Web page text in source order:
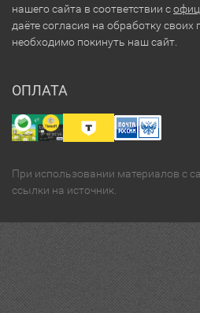
нашего сайта в соответствии с
даёте согласия на обработку
необходимо покинуть наш сайт.
ОПЛАТА
При использовании материалов с
ссылки на источник.